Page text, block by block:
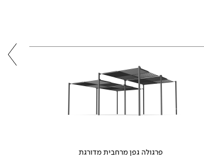
פרגולה גפן מרחבית מדורגת